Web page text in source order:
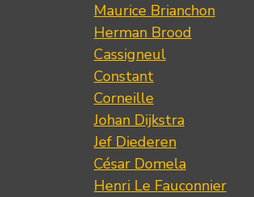
Maurice Brianchon
Herman Brood
Cassigneul
Constant
Corneille
Johan Dijkstra
Jef Diederen
César Domela
Henri Le Fauconnier